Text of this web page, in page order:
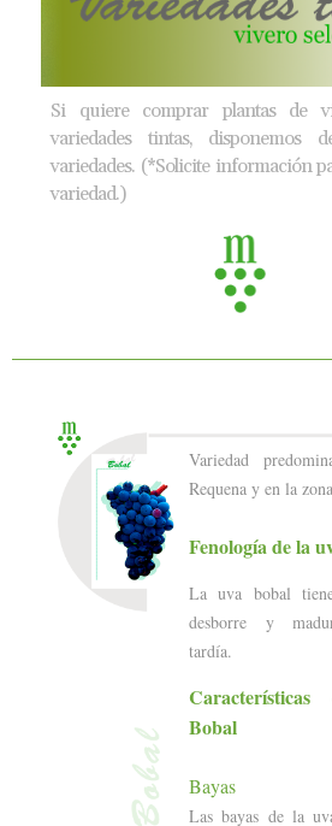
Si quiere comprar plantas de
variedades tintas, disponemos
variedades. (*Solicite información
variedad.)
Variedad
Requena y en la
Fenología de la
La uva bobal
desborre y
tardía.
Bobal
Bayas
Las bayas de la